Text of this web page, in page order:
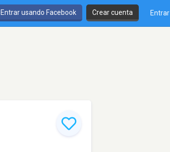
Entrar usando Facebook Crear cuenta Entrar